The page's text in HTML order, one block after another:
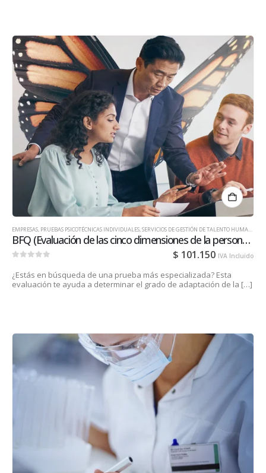
EMPRESAS, PRUEBAS PSICOTÉCNICAS INDIVIDUALES,SERVICIOS DE GESTIÓN DE TALENTO HUMANO PARA EMPRESAS
BFQ (Evaluación de las cinco dimensiones de la personalidad)
¿Estás en búsqueda de una prueba más especializada? Esta
evaluación te ayuda a determinar el grado de adaptación de la […]
$ 101.150 IVA Incluido